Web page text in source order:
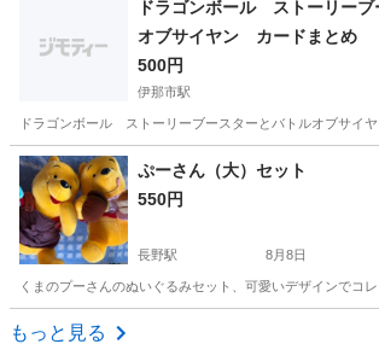
ドラゴンボール ストーリー
オブサイヤン カードまとめ
500円
伊那市駅
ドラゴンボール ストーリーブースターとバトルオブサイ
長野 伊那市 伊那市駅 カードゲーム
ぷーさん（大）セット
550円
長野駅 8月8日
くまのプーさんのぬいぐるみセット、可愛いデザインでコ
長野 長野市
もっと見る